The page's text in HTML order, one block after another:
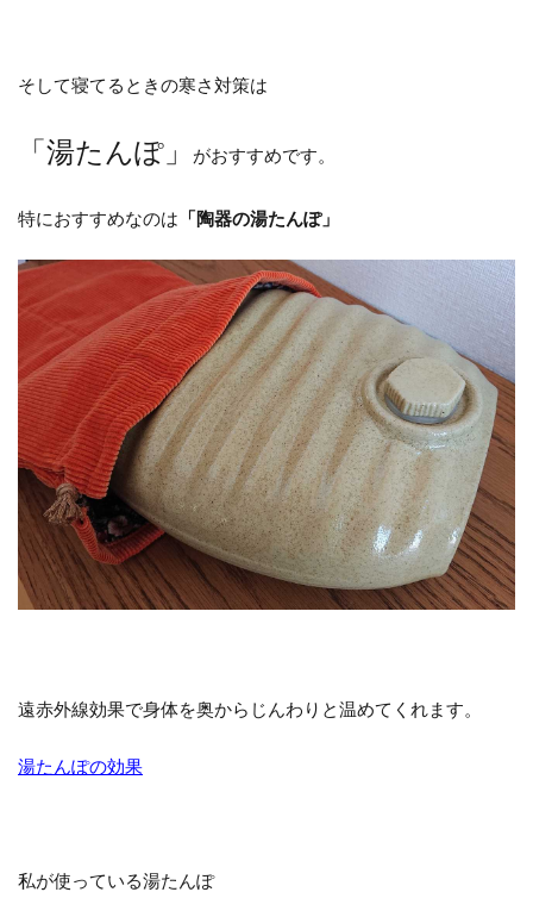
そして寝てるときの寒さ対策は
「湯たんぽ」 がおすすめです。
特におすすめなのは 「陶器の湯たんぽ」
遠赤外線効果で身体を奥からじんわりと温めてくれます。
湯たんぽの効果
私が使っている湯たんぽ